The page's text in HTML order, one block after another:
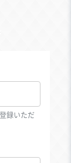
録いただ